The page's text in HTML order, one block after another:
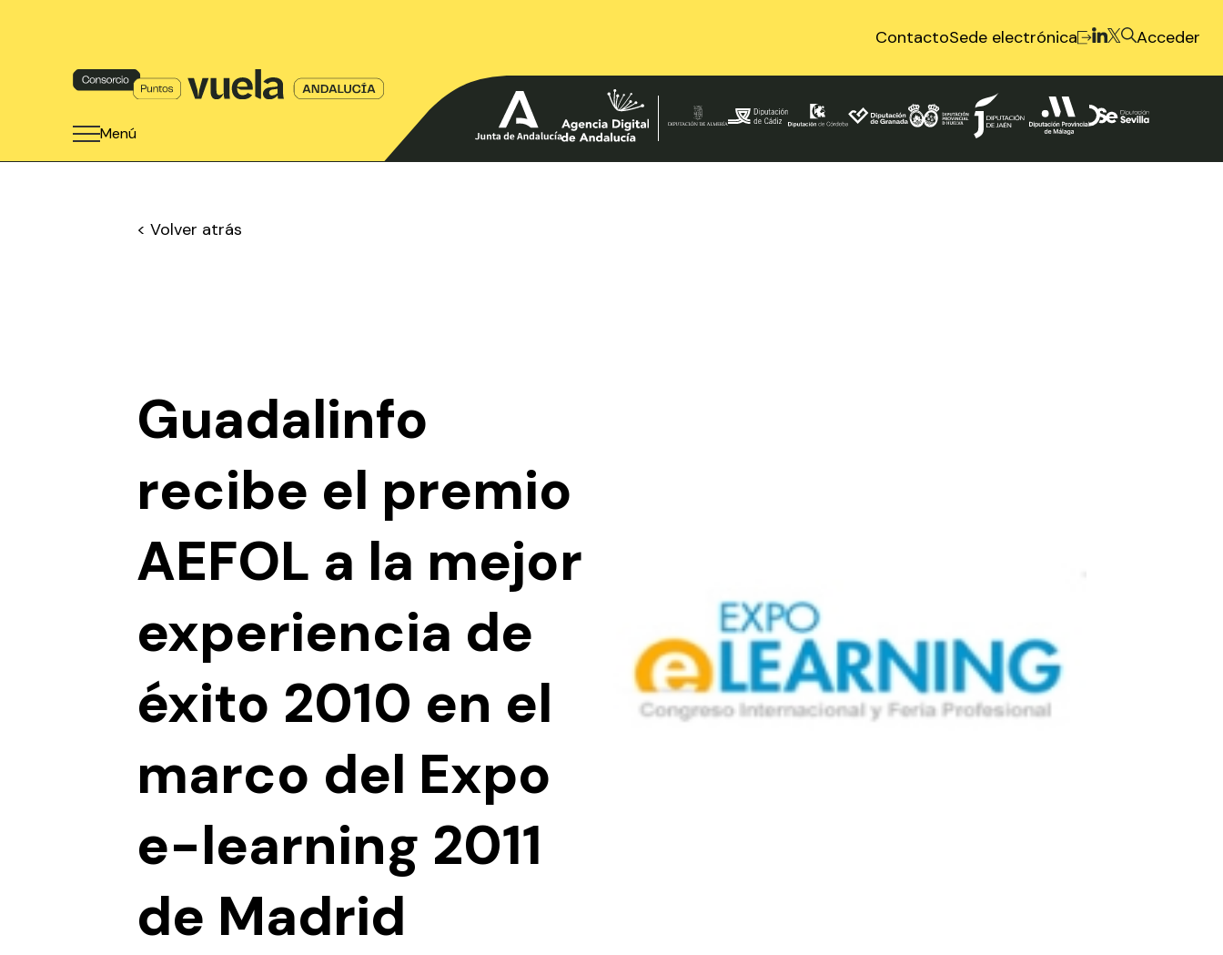
ContactoSede electrónica Acceder
Menú
< Volver atrás
Guadalinfo
recibe el premio
AEFOL a la mejor
experiencia de
éxito 2010 en el
marco del Expo
e-learning 2011
de Madrid